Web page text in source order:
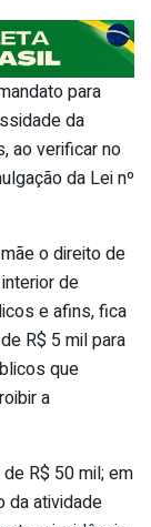
para
da
ao verificar no
da Lei nº
o direito de
de
e afins, fica
R$ 5 mil para
que
a
R$ 50 mil; em
da atividade